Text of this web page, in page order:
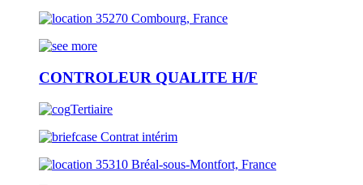
35270 Combourg, France
CONTROLEUR QUALITE H/F
Tertiaire
Contrat intérim
35310 Bréal-sous-Montfort, France